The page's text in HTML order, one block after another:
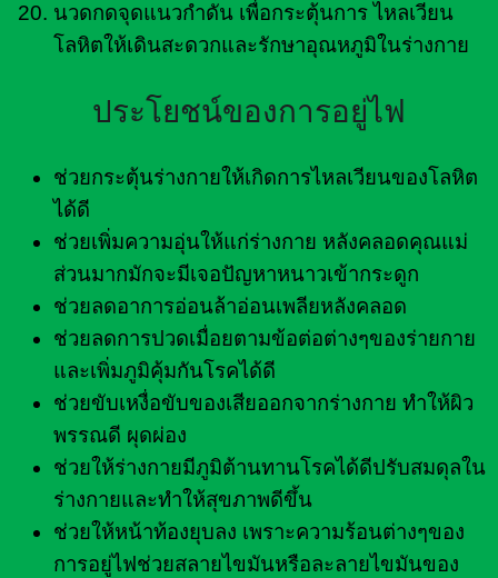
นวดกดจุดแนวกำดัน เพื่อกระตุ้นการ ไหลเวียน
โลหิตให้เดินสะดวกและรักษาอุณหภูมิในร่างกาย
ประโยชน์ของการอยู่ไฟ
ช่วยกระตุ้นร่างกายให้เกิดการไหลเวียนของโลหิต
ได้ดี
ช่วยเพิ่มความอุ่นให้แก่ร่างกาย หลังคลอดคุณแม่
ส่วนมากมักจะมีเจอปัญหาหนาวเข้ากระดูก
ช่วยลดอาการอ่อนล้าอ่อนเพลียหลังคลอด
ช่วยลดการปวดเมื่อยตามข้อต่อต่างๆของร่ายกาย
และเพิ่มภูมิคุ้มกันโรคได้ดี
ช่วยขับเหงื่อขับของเสียออกจากร่างกาย ทำให้ผิว
พรรณดี ผุดผ่อง
ช่วยให้ร่างกายมีภูมิต้านทานโรคได้ดีปรับสมดุลใน
ร่างกายและทำให้สุขภาพดีขึ้น
ช่วยให้หน้าท้องยุบลง เพราะความร้อนต่างๆของ
การอยู่ไฟช่วยสลายไขมันหรือละลายไขมันของ